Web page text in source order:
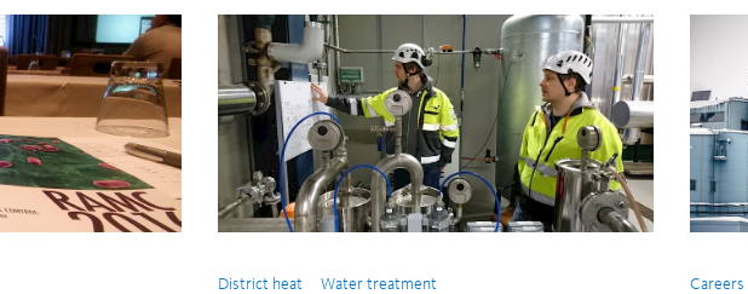
District heat Water treatment Careers